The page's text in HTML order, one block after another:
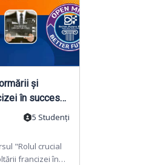
și
în succesul
5 Studenți
"Rolul crucial
francizei în